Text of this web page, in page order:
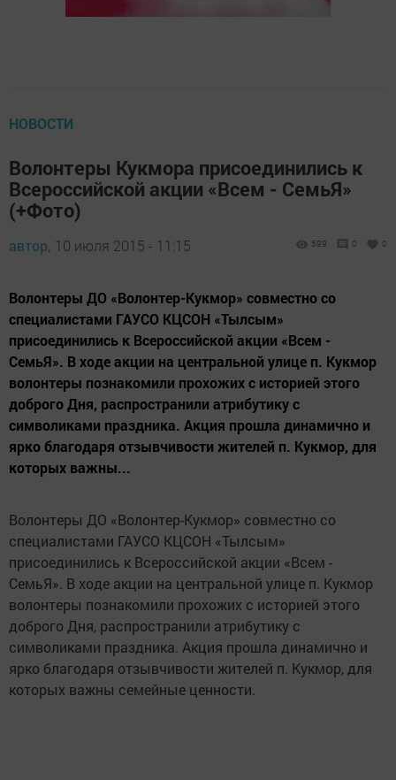
НОВОСТИ
Волонтеры Кукмора присоединились к
Всероссийской акции «Всем - СемьЯ»
(+Фото)
автор, 10 июля 2015 - 11:15 599 0 0
Волонтеры ДО «Волонтер-Кукмор» совместно со
специалистами ГАУСО КЦСОН «Тылсым»
присоединились к Всероссийской акции «Всем -
СемьЯ». В ходе акции на центральной улице п. Кукмор
волонтеры познакомили прохожих с историей этого
доброго Дня, распространили атрибутику с
символиками праздника. Акция прошла динамично и
ярко благодаря отзывчивости жителей п. Кукмор, для
которых важны...
Волонтеры ДО «Волонтер-Кукмор» совместно со
специалистами ГАУСО КЦСОН «Тылсым»
присоединились к Всероссийской акции «Всем -
СемьЯ». В ходе акции на центральной улице п. Кукмор
волонтеры познакомили прохожих с историей этого
доброго Дня, распространили атрибутику с
символиками праздника. Акция прошла динамично и
ярко благодаря отзывчивости жителей п. Кукмор, для
которых важны семейные ценности.